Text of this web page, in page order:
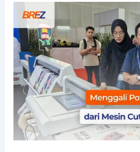
Menggali
Potensi
Bisnis
Digital
Printing
dari
Mesin
Cutting
Sticker:
Modal
Kecil,
Untung
Maksimal